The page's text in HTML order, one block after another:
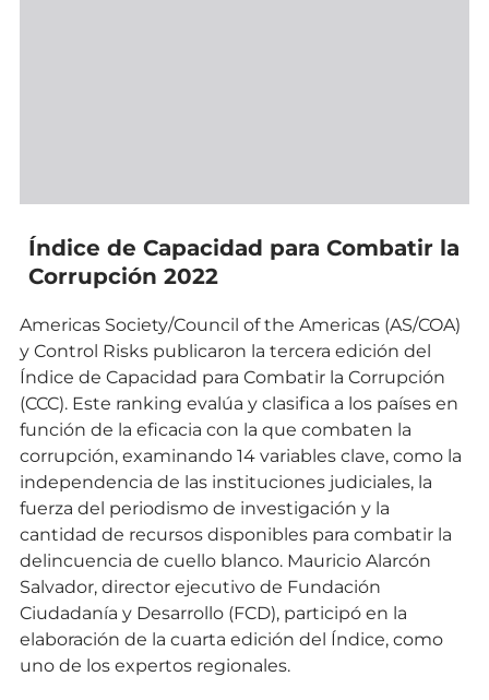
Índice de Capacidad para Combatir la
Corrupción 2022
Americas Society/Council of the Americas (AS/COA)
y Control Risks publicaron la tercera edición del
Índice de Capacidad para Combatir la Corrupción
(CCC). Este ranking evalúa y clasifica a los países en
función de la eficacia con la que combaten la
corrupción, examinando 14 variables clave, como la
independencia de las instituciones judiciales, la
fuerza del periodismo de investigación y la
cantidad de recursos disponibles para combatir la
delincuencia de cuello blanco. Mauricio Alarcón
Salvador, director ejecutivo de Fundación
Ciudadanía y Desarrollo (FCD), participó en la
elaboración de la cuarta edición del Índice, como
uno de los expertos regionales.